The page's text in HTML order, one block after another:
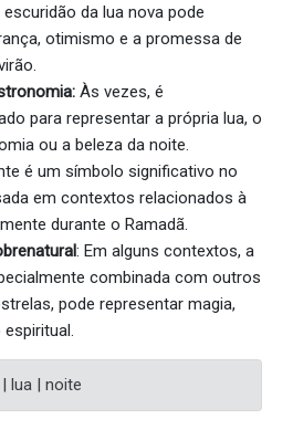
da lua nova pode
otimismo e a promessa de
Às vezes, é
para representar a própria lua, o
ou a beleza da noite.
é um símbolo significativo no
em contextos relacionados à
durante o Ramadã.
: Em alguns contextos, a
combinada com outros
pode representar magia,
lua | noite